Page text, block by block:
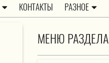
КОНТАКТЫ РАЗНОЕ
МЕНЮ РАЗДЕЛА